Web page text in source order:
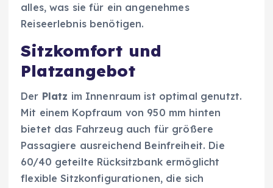
alles, was sie für ein angenehmes
Reiseerlebnis benötigen.
Sitzkomfort und
Platzangebot
Der Platz im Innenraum ist optimal genutzt.
Mit einem Kopfraum von 950 mm hinten
bietet das Fahrzeug auch für größere
Passagiere ausreichend Beinfreiheit. Die
60/40 geteilte Rücksitzbank ermöglicht
flexible Sitzkonfigurationen, die sich